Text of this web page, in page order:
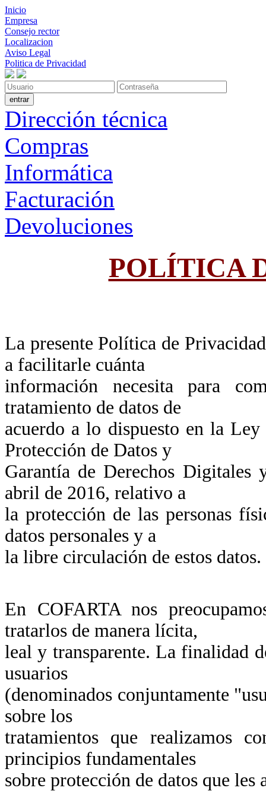
Inicio
Empresa
Consejo rector
Localizacion
Aviso Legal
Politica de Privacidad
Dirección técnica
Compras
Informática
Facturación
Devoluciones
POLÍTICA
La presente Política de
a facilitarle cuánta
información necesita para
tratamiento de datos de
acuerdo a lo dispuesto en la
Protección de Datos y
Garantía de Derechos Digitales
abril de 2016, relativo a
la protección de las personas
datos personales y a
la libre circulación de estos datos.
En COFARTA nos
tratarlos de manera lícita,
leal y transparente. La finalidad
usuarios
(denominados conjuntamente
sobre los
tratamientos que realizamos
principios fundamentales
sobre protección de datos que les